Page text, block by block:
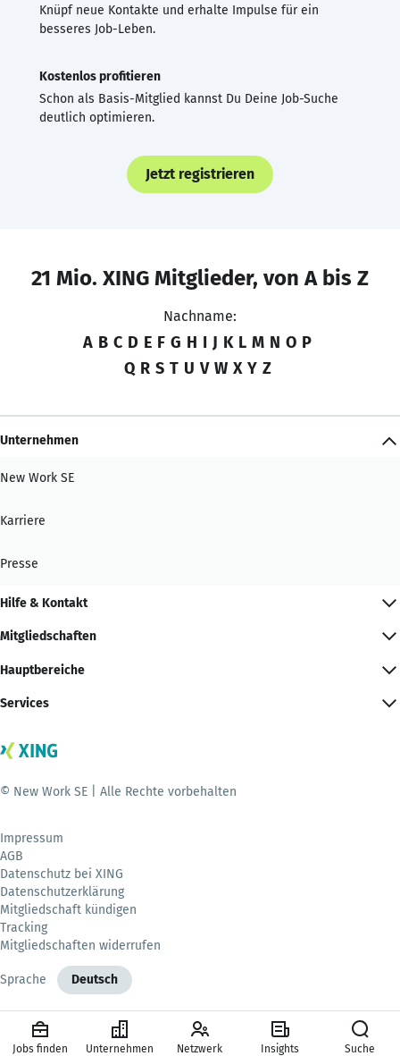
Knüpf neue Kontakte und erhalte Impulse für ein
besseres Job-Leben.
Kostenlos profitieren
Schon als Basis-Mitglied kannst Du Deine Job-Suche
deutlich optimieren.
Jetzt registrieren
21 Mio. XING Mitglieder, von A bis Z
Nachname:
A B C D E F G H I J K L M N O P
Q R S T U V W X Y Z
Unternehmen
New Work SE
Karriere
Presse
Hilfe & Kontakt
Mitgliedschaften
Hauptbereiche
Services
© New Work SE | Alle Rechte vorbehalten
Impressum
AGB
Datenschutz bei XING
Datenschutzerklärung
Mitgliedschaft kündigen
Tracking
Mitgliedschaften widerrufen
Sprache Deutsch
Jobs finden Unternehmen Netzwerk Insights Suche